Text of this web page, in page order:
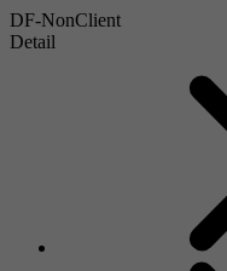
DF-NonClient
Detail